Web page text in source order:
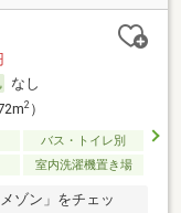
なし
2）
バス・トイレ別
室内洗濯機置き場
ゾン」をチェッ